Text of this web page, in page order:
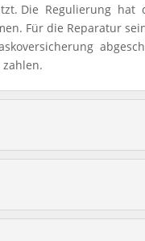
Die Regulierung hat
Für die Reparatur